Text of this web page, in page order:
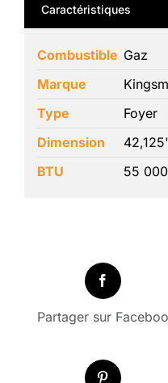
Caractéristiques
Combustible Gaz
Marque
Type
Foyer
Dimension
BTU
55
Partager sur